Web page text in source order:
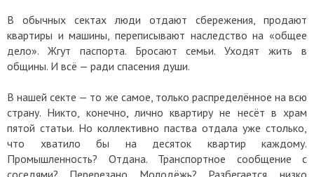
В обычных сектах люди отдают сбережения, продают
квартиры и машины, переписывают наследство на «общее
дело». Жгут паспорта. Бросают семьи. Уходят жить в
общины. И всё — ради спасения души.
В нашей секте — то же самое, только распределённое на всю
страну. Никто, конечно, лично квартиру не несёт в храм
пятой статьи. Но коллективно паства отдала уже столько,
что хватило бы на десяток квартир каждому.
Промышленность? Отдана. Транспортное сообщение с